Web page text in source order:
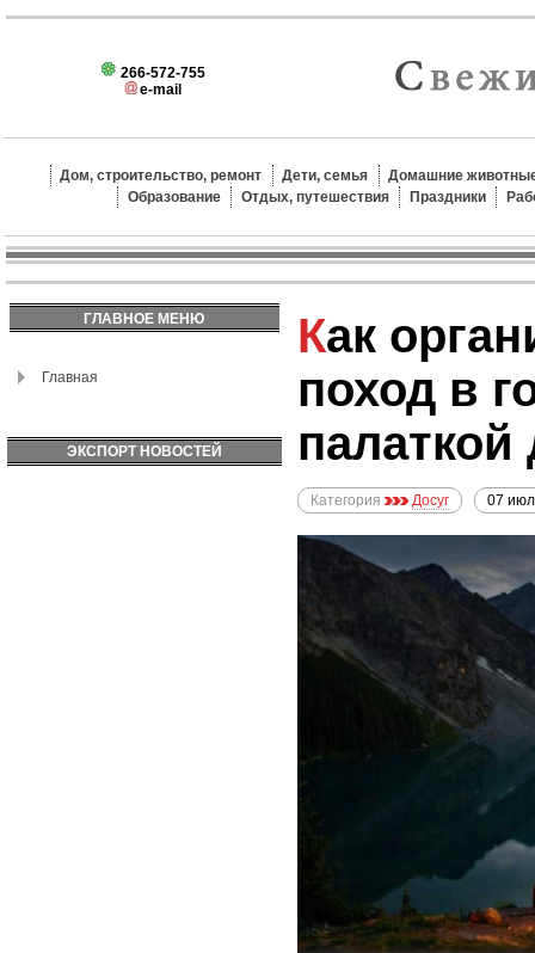
266-572-755
e-mail
Дом, строительство, ремонт Дети, семья
Домашние
Образование
Отдых, путешествия Праздники
ГЛАВНОЕ МЕНЮ
Главная
ЭКСПОРТ НОВОСТЕЙ
Как организовать
поход в
Категория Досуг 07